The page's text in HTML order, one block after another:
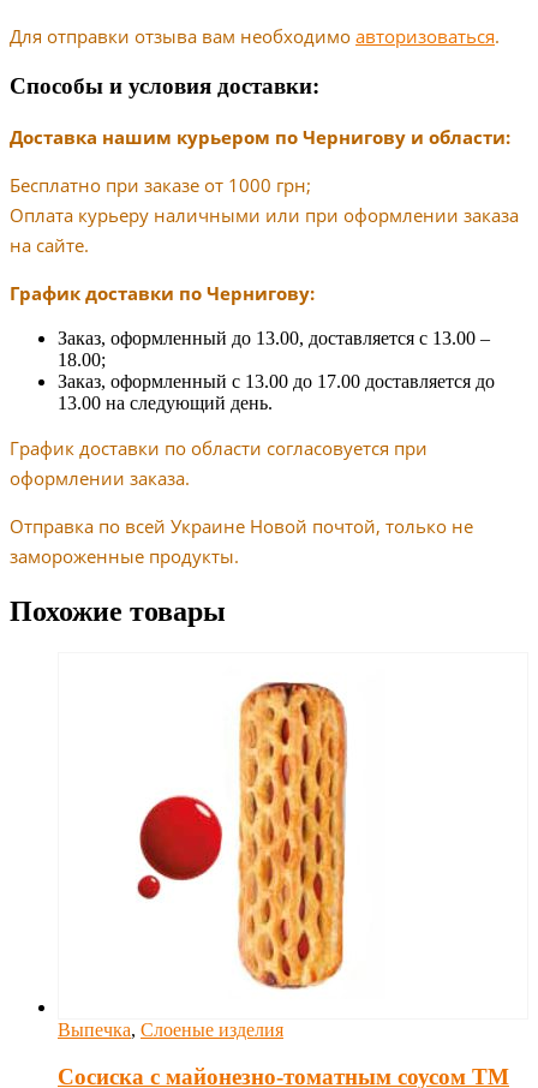
Для отправки отзыва вам необходимо авторизоваться.
Способы и условия доставки:
Доставка нашим курьером по Чернигову и области:
Бесплатно при заказе от 1000 грн;
Оплата курьеру наличными или при оформлении заказа
на сайте.
График доставки по Чернигову:
Заказ, оформленный до 13.00, доставляется с 13.00 –
18.00;
Заказ, оформленный с 13.00 до 17.00 доставляется до
13.00 на следующий день.
График доставки по области согласовуется при
оформлении заказа.
Отправка по всей Украине Новой почтой, только не
замороженные продукты.
Похожие товары
Выпечка, Слоеные изделия
Сосиска с майонезно-томатным соусом TM